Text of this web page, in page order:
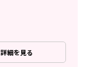
詳細を見る